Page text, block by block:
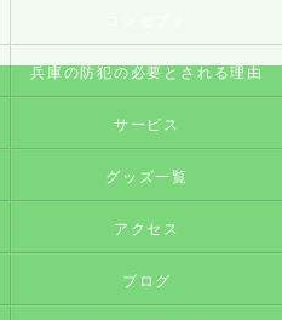
兵庫の防犯の必要とされる理由
サービス
グッズ一覧
アクセス
ブログ